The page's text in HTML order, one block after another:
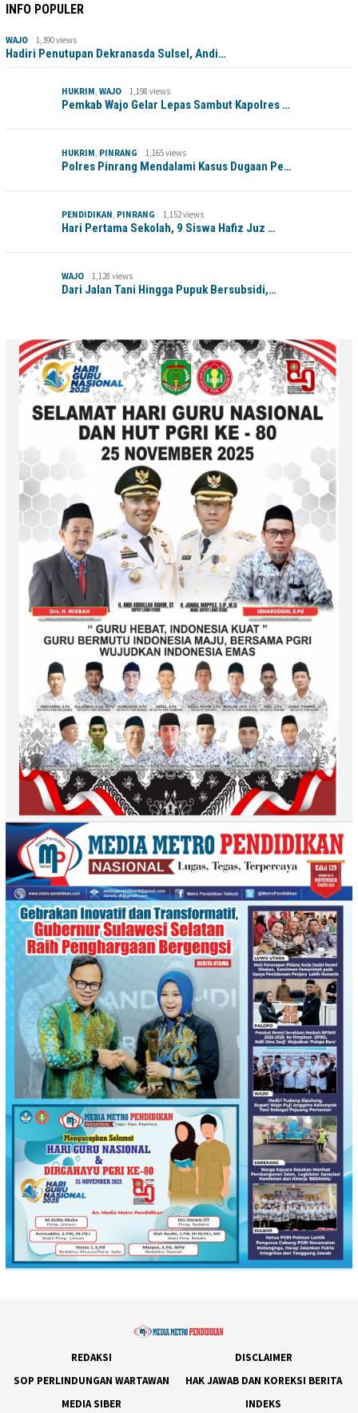
INFO POPULER
WAJO 1,390 views
Hadiri Penutupan Dekranasda Sulsel, Andi…
HUKRIM, WAJO 1,198 views
Pemkab Wajo Gelar Lepas Sambut Kapolres …
HUKRIM, PINRANG 1,165 views
Polres Pinrang Mendalami Kasus Dugaan Pe…
PENDIDIKAN, PINRANG 1,152 views
Hari Pertama Sekolah, 9 Siswa Hafiz Juz …
WAJO 1,128 views
Dari Jalan Tani Hingga Pupuk Bersubsidi,…
REDAKSI
DISCLAIMER
SOP PERLINDUNGAN WARTAWAN
HAK JAWAB DAN KOREKSI BERITA
MEDIA SIBER
INDEKS